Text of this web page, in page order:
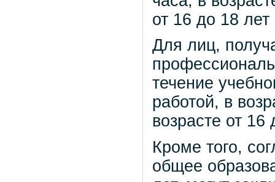
от 16 до 18
Для лиц,
течение
работой, в
возрасте от
Кроме того,
общее